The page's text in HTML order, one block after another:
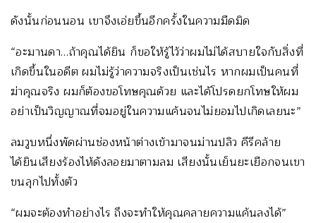
ดังนั้นก่อนนอน เขาจึงเอ่ยขึ้นอีกครั้งในความมืดมิด
“อะมานดา…ถ้าคุณได้ยิน ก็ขอให้รู้ไว้ว่าผมไม่ได้สบายใจกับสิ่งที่
เกิดขึ้นในอดีต ผมไม่รู้ว่าความจริงเป็นเช่นไร หากผมเป็นคนที่
ฆ่าคุณจริง ผมก็ต้องขอโทษคุณด้วย และได้โปรดยกโทษให้ผม
อย่าเป็นวิญญาณที่จมอยู่ในความแค้นจนไม่ยอมไปเกิดเลยนะ”
ลมวูบหนึ่งพัดผ่านช่องหน้าต่างเข้ามาจนม่านปลิว คีรีคล้าย
ได้ยินเสียงร้องไห้ดังลอยมาตามลม เสียงนั้นเย็นยะเยือกจนเขา
ขนลุกไปทั้งตัว
“ผมจะต้องทำอย่างไร ถึงจะทำให้คุณคลายความแค้นลงได้”